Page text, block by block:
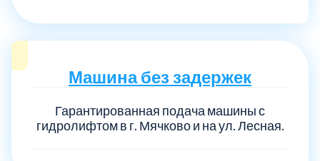
Машина без задержек
Гарантированная подача машины с
гидролифтом в г. Мячково и на ул. Лесная.